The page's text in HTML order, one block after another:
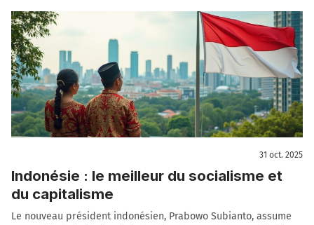
31 oct. 2025
Indonésie : le meilleur du socialisme et
du capitalisme
Le nouveau président indonésien, Prabowo Subianto, assume